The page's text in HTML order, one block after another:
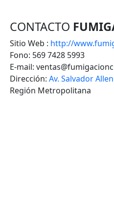
CONTACTO
Sitio Web : http://
Fono: 569 7428 5993
E-mail:
Dirección: Av. Salvador
Región Metropolitana